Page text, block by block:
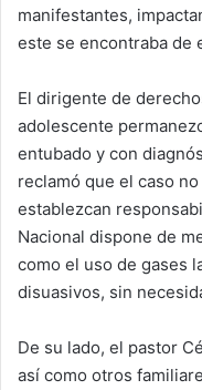
manifestantes,
este se encontraba de
El dirigente de
adolescente
entubado y con
reclamó que el caso
establezcan
Nacional dispone de
como el uso de gases
disuasivos, sin
De su lado, el pastor
así como otros